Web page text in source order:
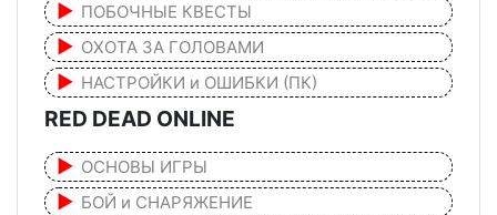
ПОБОЧНЫЕ КВЕСТЫ
ОХОТА ЗА ГОЛОВАМИ
НАСТРОЙКИ и ОШИБКИ (ПК)
RED DEAD ONLINE
ОСНОВЫ ИГРЫ
БОЙ и СНАРЯЖЕНИЕ